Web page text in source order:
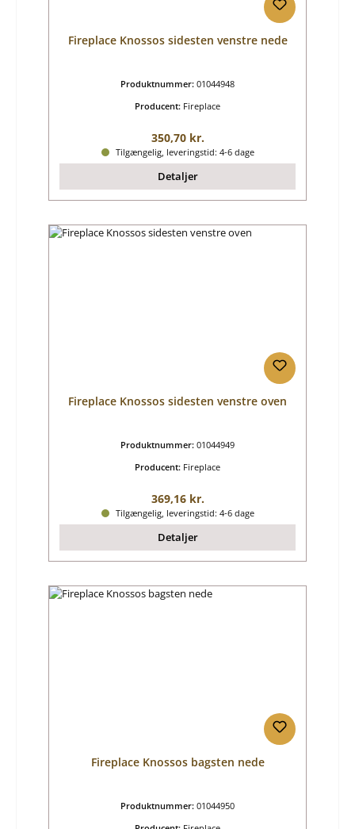
Fireplace Knossos sidesten venstre nede
Produktnummer: 01044948
Producent: Fireplace
Almindelig pris:
350,70 kr.
Tilgængelig, leveringstid: 4-6 dage
Detaljer
Fireplace Knossos sidesten venstre oven
Produktnummer: 01044949
Producent: Fireplace
Almindelig pris:
369,16 kr.
Tilgængelig, leveringstid: 4-6 dage
Detaljer
Fireplace Knossos bagsten nede
Produktnummer: 01044950